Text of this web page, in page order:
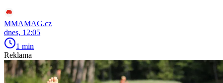
MMAMAG.cz
dnes, 12:05
1 min
Reklama